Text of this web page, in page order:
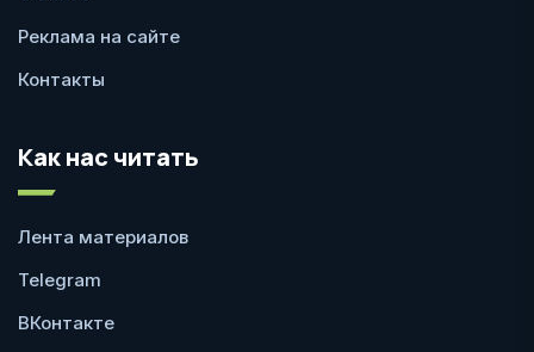
Реклама на сайте
Контакты
Как нас читать
Лента материалов
Telegram
ВКонтакте